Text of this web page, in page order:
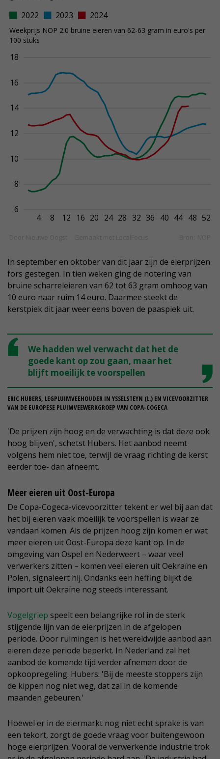
In september en oktober van dit jaar zijn de eierprijzen
fors gestegen. In tien weken ging de notering van
bruine scharreleieren van 62 tot 63 gram omhoog van
10 euro naar ruim 14 euro. Daarmee steekt de
kerstpiek dit jaar weer eens boven de paaspiek uit.
We hadden wel verwacht dat het de
goede kant op zou gaan, maar het
blijft moeilijk te voorspellen
ERIC HUBERS, LEGPLUIMVEEHOUDER IN YSSELSTEYN (L.) EN VICEVOORZITTER
VAN DE EUROPESE PLUIMVEEWERKGROEP VAN COPA-COGECA
'De prijzen zijn hoog en de verwachting is dat deze ook
hoog blijven', schetst Hubers. Het aanbod neemt
volgens hem niet toe, terwijl de vraag richting de kerst
eerder toe- dan afneemt.
Meer eieren uit Oost-Europa
De Copa-Cogeca-vicevoorzitter tekent er wel bij aan dat
het bij eieren vaak moeilijk te voorspellen is waar ze
vandaan komen. Als de prijzen hoog zijn komen er wat
meer eieren uit Oost-Europa deze kant op. In de
omgeving van Ospel en Nederweert – waar veel
verwerkers zitten – komen veel eieren uit Oekraïne en
Polen, signaleert hij. Ondanks een heffing blijkt de
import uit Oekraïne nog steeds interessant.
Vogelgriep speelt een belangrijke rol in de sterk
stijgende lijn van de eierprijzen in de afgelopen
periode. Door ruimingen is het wereldwijde aanbod aan
eieren deze periode beperkt. In Nederland zal het
aanbod de komende tijd verder afnemen door de
opkoopregeling. Hubers: 'Bij de meeste stoppers zijn
de kippen nog niet weg, dat zal in de komende
maanden gebeuren.'
Hoewel er in de eiermarkt nog niet echt sprake is van
een tekort, zorgt de goede vraag voor buitengewoon
hoge eierprijzen. Vooral de verwerkende industrie trok